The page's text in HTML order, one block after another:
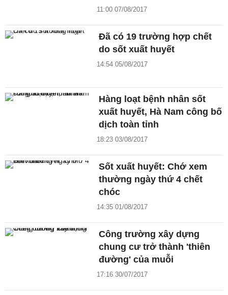
11:00 07/08/2017
Đã có 19 trường hợp chết
do sốt xuất huyết
14:54 05/08/2017
Hàng loạt bệnh nhân sốt
xuất huyết, Hà Nam công bố
dịch toàn tỉnh
18:23 03/08/2017
Sốt xuất huyết: Chớ xem
thường ngày thứ 4 chết
chóc
14:35 01/08/2017
Công trường xây dựng
chung cư trở thành 'thiên
đường' của muỗi
17:16 30/07/2017